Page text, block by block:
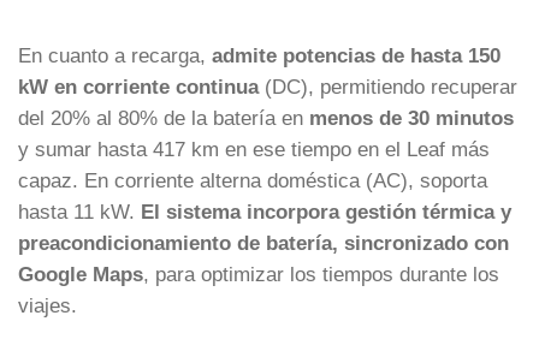
En cuanto a recarga, admite potencias de hasta 150
kW en corriente continua(DC), permitiendo recuperar
del 20% al 80% de la batería en menos de 30 minutos
y sumar hasta 417 km en ese tiempo en el Leaf más
capaz. En corriente alterna doméstica (AC), soporta
hasta 11 kW. El sistema incorpora gestión térmica y
preacondicionamiento de batería, sincronizado con
Google Maps, para optimizar los tiempos durante los
viajes.